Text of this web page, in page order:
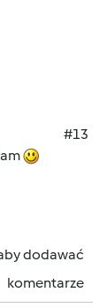
#13
dodawać
komentarze